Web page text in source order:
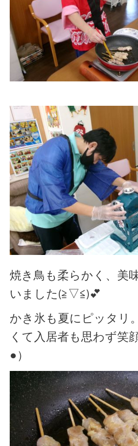
焼き鳥も柔らかく、美
いました(≧▽≦)💕
かき氷も夏にピッタリ
くて入居者も思わず笑
●）